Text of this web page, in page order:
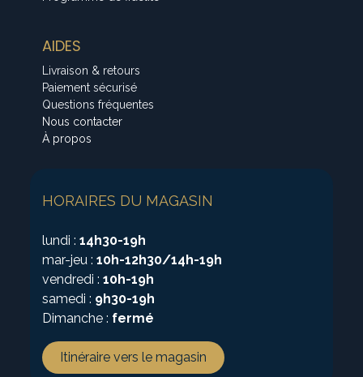
AIDES
Livraison & retours
Paiement sécurisé
Questions fréquentes
Nous contacter
À propos
HORAIRES DU MAGASIN
lundi :14h30-19h
mar-jeu :10h-12h30/14h-19h
vendredi :10h-19h
samedi : 9h30-19h
Dimanche : fermé
Itinéraire vers le magasin